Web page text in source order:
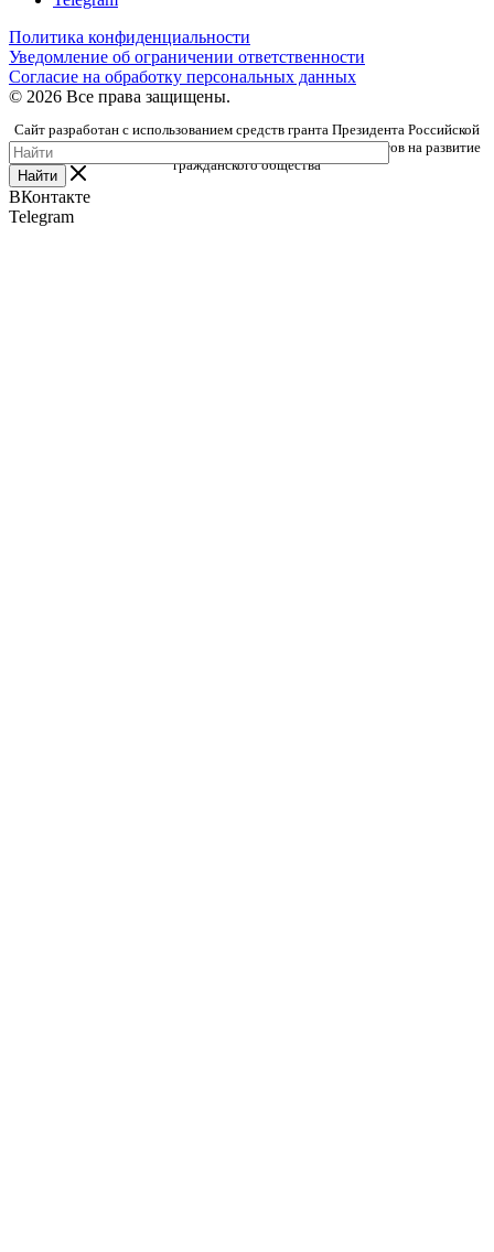
Политика конфиденциальности
Уведомление об ограничении ответственности
Согласие на обработку персональных данных
© 2026 Все права защищены.
Сайт разработан с использованием средств гранта Президента Российской
Федерации, предоставленного Фондом президентских грантов на развитие
гражданского общества
Найти
ВКонтакте
Telegram